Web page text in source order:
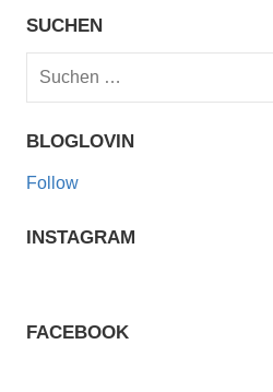
SUCHEN
Suchen
BLOGLOVIN
Follow
INSTAGRAM
FACEBOOK